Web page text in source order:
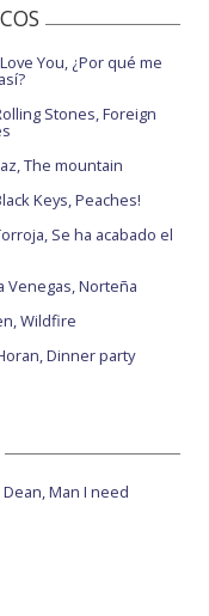
You, ¿Por qué me
Stones, Foreign
The mountain
Keys, Peaches!
Se ha acabado el
Venegas, Norteña
Wildfire
Dinner party
Dean, Man I need